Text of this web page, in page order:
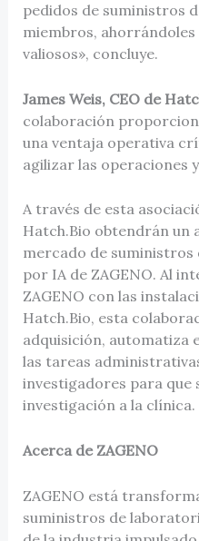
pedidos de suministros
miembros,
valiosos», concluye.
James Weis, CEO de
colaboración
una ventaja operativa
agilizar las operaciones
A través de esta
Hatch.Bio obtendrán un
mercado de
por IA de ZAGENO. Al
ZAGENO con las
Hatch.Bio, esta
adquisición, automatiza
las tareas
investigadores para que
investigación a la clínica.
Acerca de ZAGENO
ZAGENO está
suministros de